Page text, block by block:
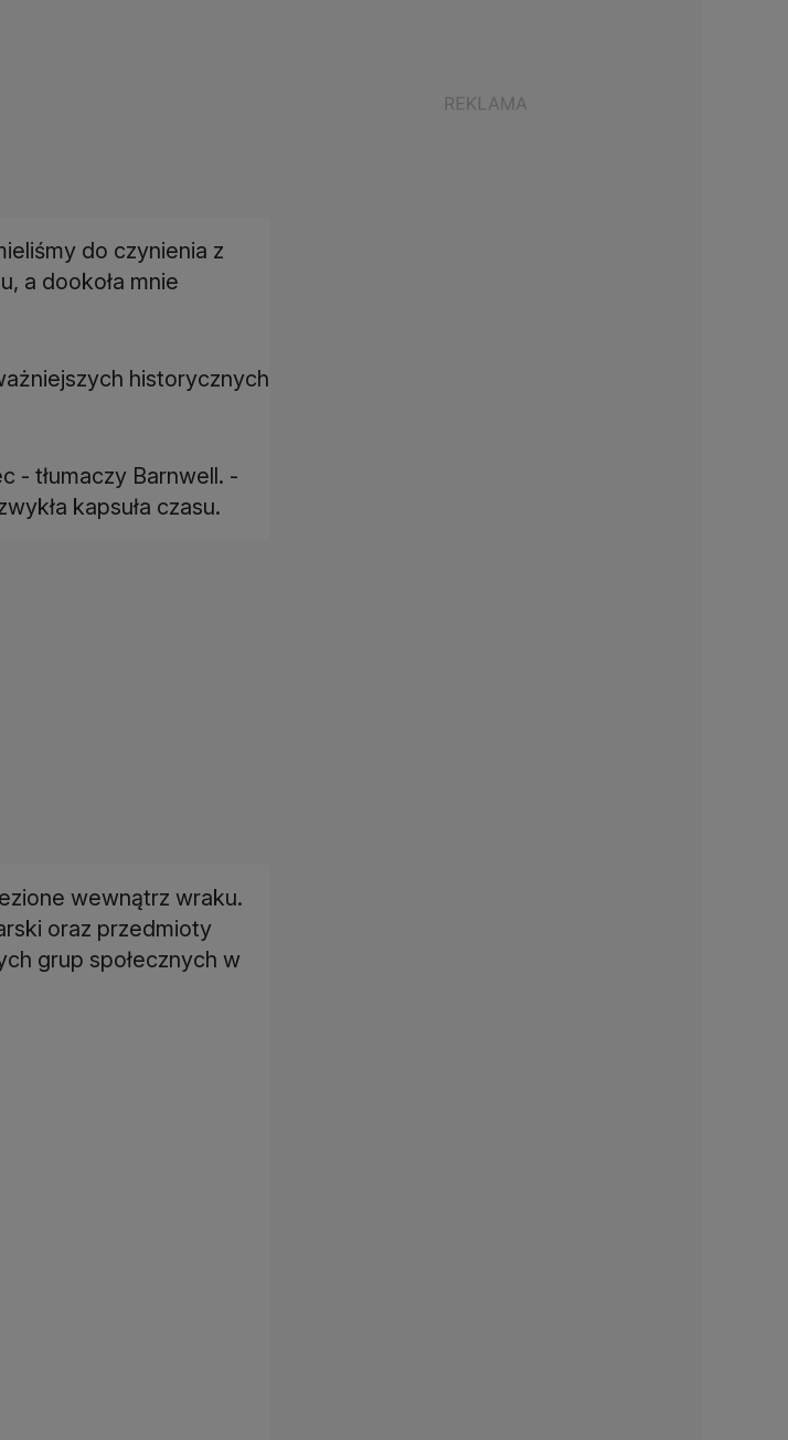
do czynienia z
a dookoła mnie
historycznych
- tłumaczy Barnwell. -
kapsuła czasu.
wewnątrz wraku.
oraz przedmioty
grup społecznych w